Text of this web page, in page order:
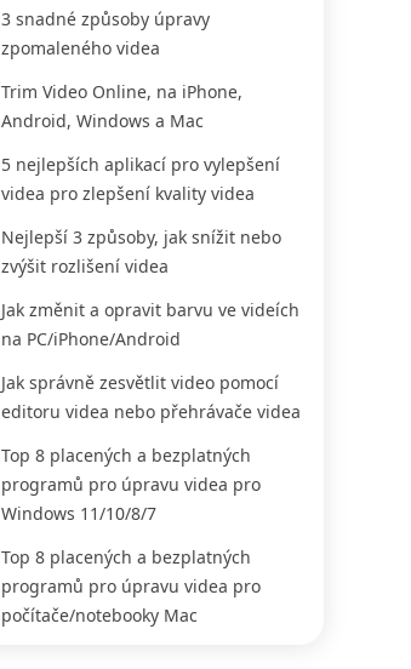
3 snadné způsoby úpravy
zpomaleného videa
Trim Video Online, na iPhone,
Android, Windows a Mac
5 nejlepších aplikací pro vylepšení
videa pro zlepšení kvality videa
Nejlepší 3 způsoby, jak snížit nebo
zvýšit rozlišení videa
Jak změnit a opravit barvu ve videích
na PC/iPhone/Android
Jak správně zesvětlit video pomocí
editoru videa nebo přehrávače videa
Top 8 placených a bezplatných
programů pro úpravu videa pro
Windows 11/10/8/7
Top 8 placených a bezplatných
programů pro úpravu videa pro
počítače/notebooky Mac